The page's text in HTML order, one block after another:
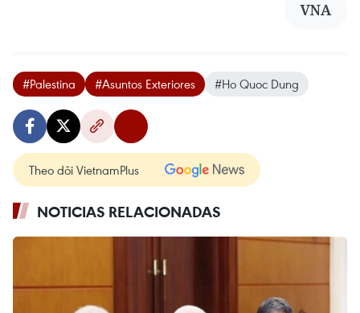
VNA
#Palestina #Asuntos Exteriores #Ho Quoc Dung
Theo dõi VietnamPlus
NOTICIAS RELACIONADAS